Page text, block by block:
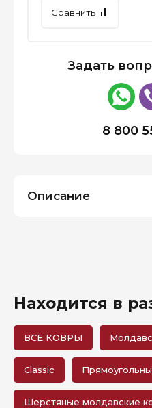
Сравнить
Задать
8 800
Описание
Находится в
ВСЕ КОВРЫ
Classic
Шерстяные молдавские